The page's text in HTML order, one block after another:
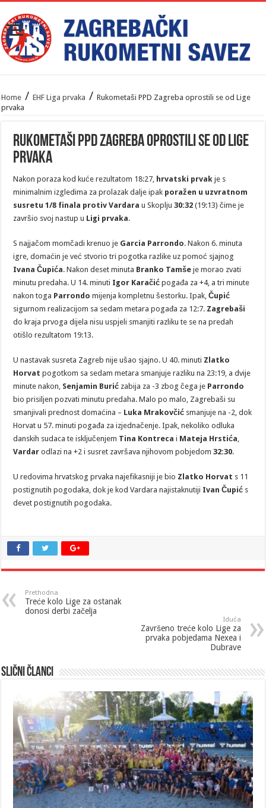
Home / EHF Liga prvaka / Rukometaši PPD Zagreba oprostili se od Lige
prvaka
Rukometaši PPD Zagreba oprostili se od Lige
prvaka
Nakon poraza kod kuće rezultatom 18:27, hrvatski prvak je s
minimalnim izgledima za prolazak dalje ipak poražen u uzvratnom
susretu 1/8 finala protiv Vardara u Skoplju30:32(19:13) čime je
završio svoj nastup u Ligi prvaka.
S najjačom momčadi krenuo je Garcia Parrondo. Nakon 6. minuta
igre, domaćin je već stvorio tri pogotka razlike uz pomoć sjajnog
Ivana Čupića. Nakon deset minuta Branko Tamše je morao zvati
minutu predaha. U 14. minuti Igor Karačić pogađa za +4, a tri minute
nakon toga Parrondo mijenja kompletnu šestorku. Ipak,Čupić
sigurnom realizacijom sa sedam metara pogađa za 12:7. Zagrebaši
do kraja prvoga dijela nisu uspjeli smanjiti razliku te se na predah
otišlo rezultatom 19:13.
U nastavak susreta Zagreb nije ušao sjajno. U 40. minuti Zlatko
Horvat pogotkom sa sedam metara smanjuje razliku na 23:19, a dvije
minute nakon, Senjamin Burić zabija za -3 zbog čega je Parrondo
bio prisiljen pozvati minutu predaha. Malo po malo, Zagrebaši su
smanjivali prednost domaćina – Luka Mrakovčić smanjuje na -2, dok
Horvat u 57. minuti pogađa za izjednačenje. Ipak, nekoliko odluka
danskih sudaca te isključenjem Tina Kontreca i Mateja Hrstića
Vardar odlazi na +2 i susret završava njihovom pobjedom32:30.
U redovima hrvatskog prvaka najefikasniji je bio Zlatko Horvat s 11
postignutih pogodaka, dok je kod Vardara najistaknutiji Ivan Čupić s
devet postignutih pogodaka.
Prethodna
Treće kolo Lige za ostanak
donosi derbi začelja
Iduća
Završeno treće kolo Lige za
prvaka pobjedama Nexea i
Dubrave
Slični članci